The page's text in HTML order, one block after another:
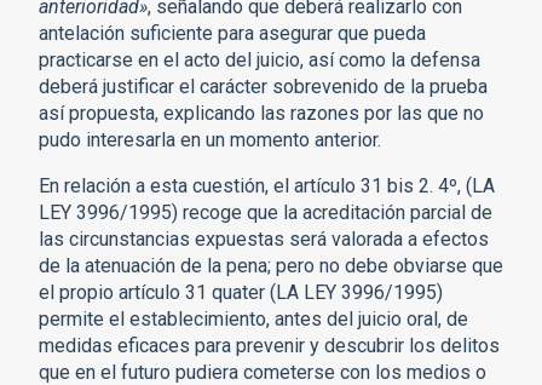
anterioridad», señalando que deberá realizarlo con
antelación suficiente para asegurar que pueda
practicarse en el acto del juicio, así como la defensa
deberá justificar el carácter sobrevenido de la prueba
así propuesta, explicando las razones por las que no
pudo interesarla en un momento anterior.
En relación a esta cuestión, el artículo 31 bis 2. 4º, (LA
LEY 3996/1995) recoge que la acreditación parcial de
las circunstancias expuestas será valorada a efectos
de la atenuación de la pena; pero no debe obviarse que
el propio artículo 31 quater (LA LEY 3996/1995)
permite el establecimiento, antes del juicio oral, de
medidas eficaces para prevenir y descubrir los delitos
que en el futuro pudiera cometerse con los medios o